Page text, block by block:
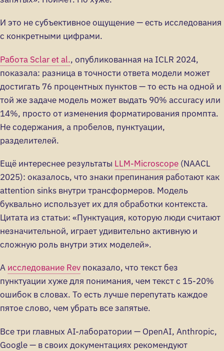
И это не субъективное ощущение — есть исследования
с конкретными цифрами.
Работа Sclar et al., опубликованная на ICLR 2024,
показала: разница в точности ответа модели может
достигать 76 процентных пунктов — то есть на одной и
той же задаче модель может выдать 90% accuracy или
14%, просто от изменения форматирования промпта.
Не содержания, а пробелов, пунктуации,
разделителей.
Ещё интереснее результаты LLM-Microscope (NAACL
2025): оказалось, что знаки препинания работают как
attention sinks внутри трансформеров. Модель
буквально использует их для обработки контекста.
Цитата из статьи: «Пунктуация, которую люди считают
незначительной, играет удивительно активную и
сложную роль внутри этих моделей».
А исследование Rev показало, что текст без
пунктуации хуже для понимания, чем текст с 15-20%
ошибок в словах. То есть лучше перепутать каждое
пятое слово, чем убрать все запятые.
Все три главных AI-лаборатории — OpenAI, Anthropic,
Google — в своих документациях рекомендуют